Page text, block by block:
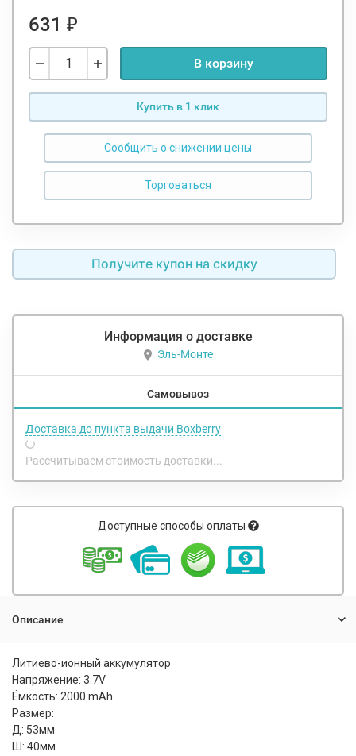
631 ₽
В корзину
Купить в 1 клик
Сообщить о снижении цены
Получите купон на скидку
Информация о доставке
Эль-Монте
Самовывоз
Доставка до пункта выдачи Boxberry
Рассчитываем стоимость доставки...
Доступные способы оплаты
Описание
Литиево-ионный аккумулятор
Напряжение: 3.7V
Ёмкость: 2000 mAh
Размер:
Д: 53мм
Ш: 40мм